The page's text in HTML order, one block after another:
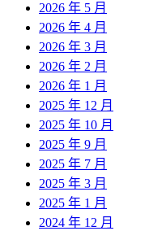
2026 年 5 月
2026 年 4 月
2026 年 3 月
2026 年 2 月
2026 年 1 月
2025 年 12 月
2025 年 10 月
2025 年 9 月
2025 年 7 月
2025 年 3 月
2025 年 1 月
2024 年 12 月